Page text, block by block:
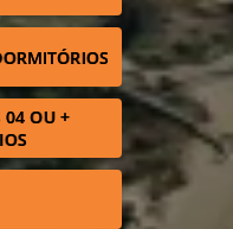
04 OU +